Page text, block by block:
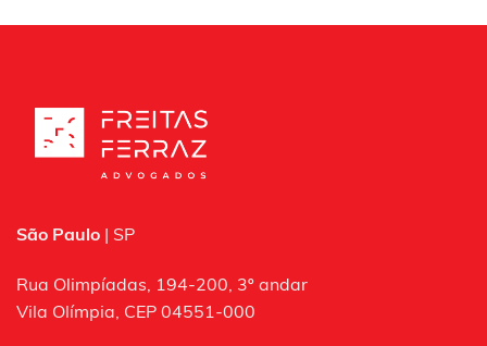
São Paulo | SP
Rua Olimpíadas, 194-200, 3º andar
Vila Olímpia, CEP 04551-000